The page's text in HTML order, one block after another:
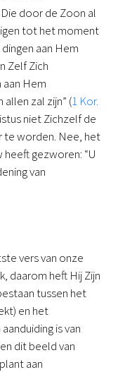
Die door de Zoon al
tot het moment
aan Hem
Zelf Zich
Hem
zal zijn” (1 Kor.
niet Zichzelf de
worden. Nee, het
heeft gezworen: “U
van
vers van onze
daarom heft Hij Zijn
tussen het
en het
is van
dit beeld van
aan